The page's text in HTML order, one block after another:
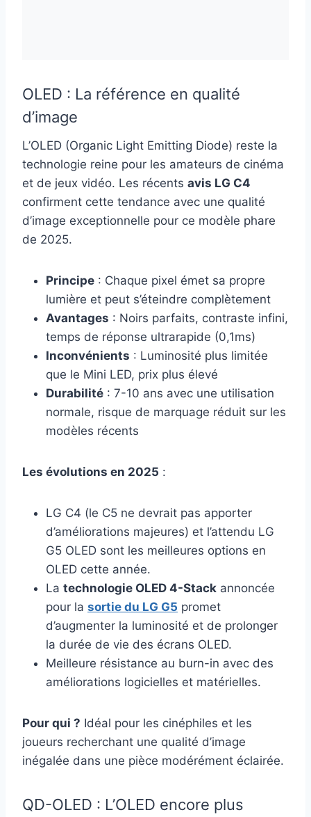
OLED : La référence en qualité
d’image
L’OLED (Organic Light Emitting Diode) reste la
technologie reine pour les amateurs de cinéma
et de jeux vidéo. Les récents avis LG C4
confirment cette tendance avec une qualité
d’image exceptionnelle pour ce modèle phare
de 2025.
Principe : Chaque pixel émet sa propre
lumière et peut s’éteindre complètement
Avantages : Noirs parfaits, contraste infini,
temps de réponse ultrarapide (0,1ms)
Inconvénients : Luminosité plus limitée
que le Mini LED, prix plus élevé
Durabilité : 7-10 ans avec une utilisation
normale, risque de marquage réduit sur les
modèles récents
Les évolutions en 2025 :
LG C4 (le C5 ne devrait pas apporter
d’améliorations majeures) et l’attendu LG
G5 OLED sont les meilleures options en
OLED cette année.
La technologie OLED 4-Stack annoncée
pour la sortie du LG G5 promet
d’augmenter la luminosité et de prolonger
la durée de vie des écrans OLED.
Meilleure résistance au burn-in avec des
améliorations logicielles et matérielles.
Pour qui ? Idéal pour les cinéphiles et les
joueurs recherchant une qualité d’image
inégalée dans une pièce modérément éclairée.
QD-OLED : L’OLED encore plus